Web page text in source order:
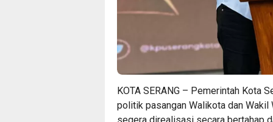
KOTA SERANG – Pemerintah Kota
politik pasangan Walikota dan